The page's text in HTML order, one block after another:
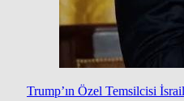
Trump’ın Özel Temsilcisi